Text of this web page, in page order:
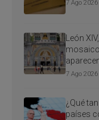
7 Ago 2026
León
7 Ago 2026
¿Qué
países